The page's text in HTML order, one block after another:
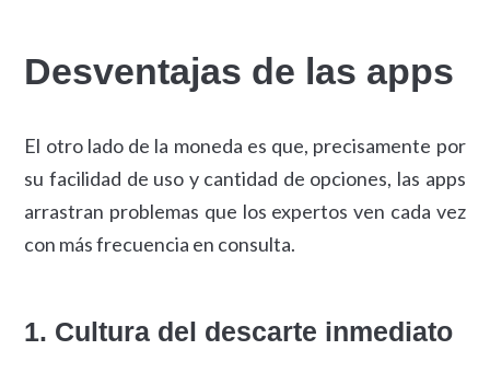
Desventajas de las apps
El otro lado de la moneda es que, precisamente por
su facilidad de uso y cantidad de opciones, las apps
arrastran problemas que los expertos ven cada vez
con más frecuencia en consulta.
1. Cultura del descarte inmediato